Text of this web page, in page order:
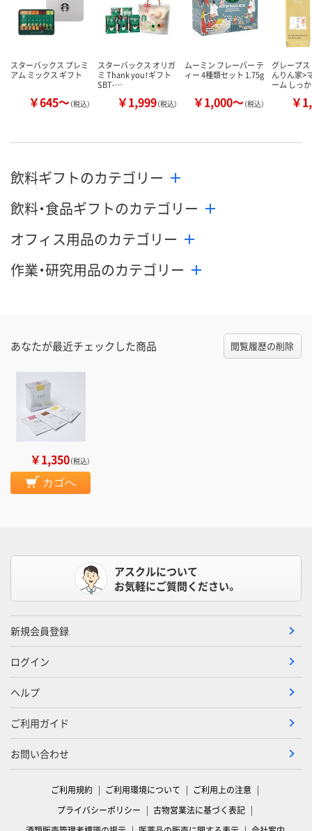
カゴへ カゴへ
スターバックス プレミ
アム ミックス ギフト
￥645～（税込）
スターバックス オリガ
ミ Thank you！ギフト
SBT-…
￥1,999（税込）
ムーミン フレーバー テ
ィー 4種類セット 1.75g
￥1,000～（税込）
グレープ
んりん家>
ーム しっ
￥
飲料ギフトのカテゴリー
飲料・食品ギフトのカテゴリー
オフィス用品のカテゴリー
作業・研究用品のカテゴリー
あなたが最近チェックした商品 閲覧履歴の削除
￥1,350（税込）
カゴへ
アスクルについて
お気軽にご質問ください。
新規会員登録
ログイン
ヘルプ
ご利用ガイド
お問い合わせ
ご利用規約 ご利用環境について
ご利用上の注意
プライバシーポリシー
古物営業法に基づく表記